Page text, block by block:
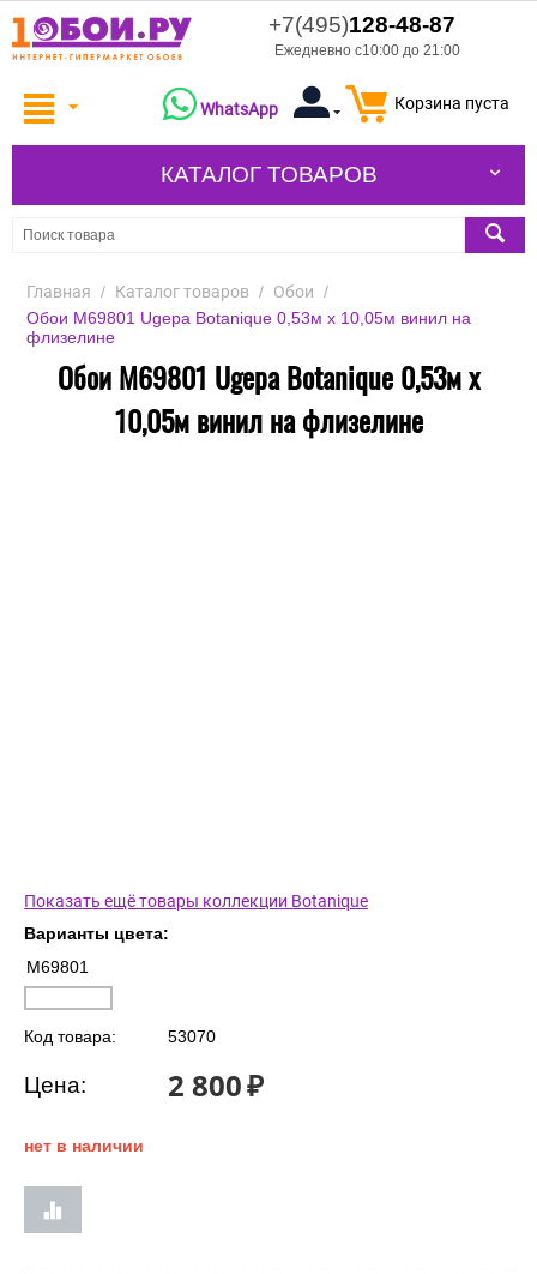
+7(495)128-48-87
Ежедневно с10:00 до 21:00
Корзина пуста
WhatsApp
КАТАЛОГ ТОВАРОВ
Главная / Каталог товаров / Обои /
Обои M69801 Ugepa Botanique 0,53м х 10,05м винил на
флизелине
Обои M69801 Ugepa Botanique 0,53м х
10,05м винил на флизелине
Показать ещё товары коллекции Botanique
Варианты цвета:
M69801
Код товара: 53070
Цена: 2 800₽
нет в наличии